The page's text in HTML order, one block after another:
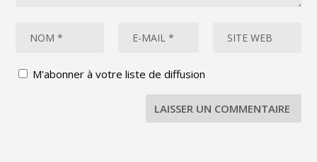
M'abonner à votre liste de diffusion